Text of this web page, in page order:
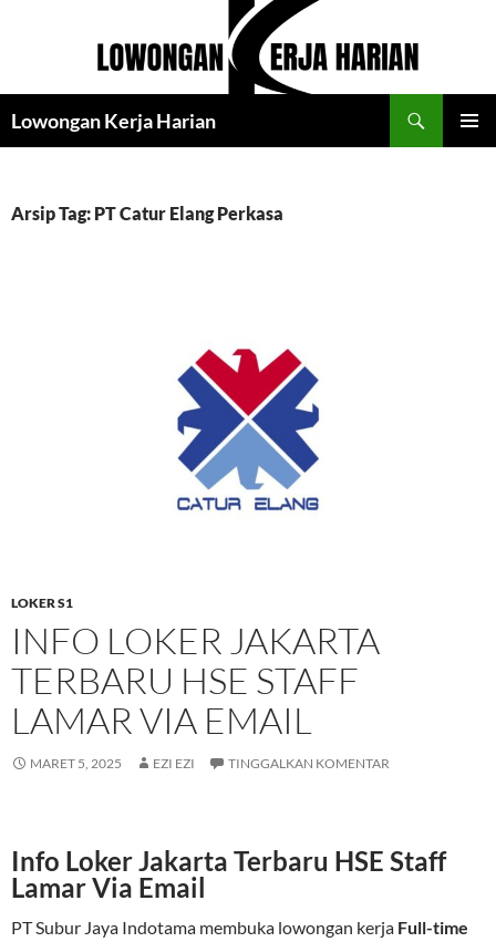
Lowongan Kerja Harian
Arsip Tag: PT Catur Elang Perkasa
LOKER S1
INFO LOKER JAKARTA
TERBARU HSE STAFF
LAMAR VIA EMAIL
MARET 5, 2025 EZI EZI TINGGALKAN KOMENTAR
Info Loker Jakarta Terbaru HSE Staff
Lamar Via Email
PT Subur Jaya Indotama membuka lowongan kerja Full-time